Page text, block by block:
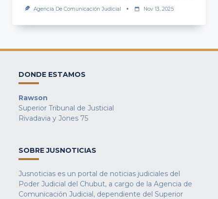
Agencia De Comunicación Judicial Nov 13, 2025
DONDE ESTAMOS
Rawson
Superior Tribunal de Justicial
Rivadavia y Jones 75
SOBRE JUSNOTICIAS
Jusnoticias es un portal de noticias judiciales del
Poder Judicial del Chubut, a cargo de la Agencia de
Comunicación Judicial, dependiente del Superior